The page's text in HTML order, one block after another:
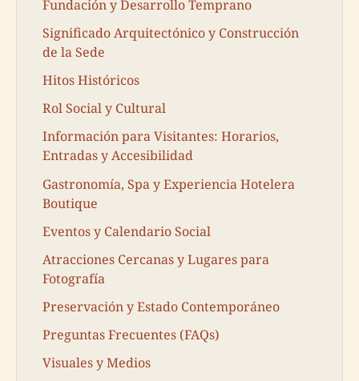
Fundación y Desarrollo Temprano
Significado Arquitectónico y Construcción
de la Sede
Hitos Históricos
Rol Social y Cultural
Información para Visitantes: Horarios,
Entradas y Accesibilidad
Gastronomía, Spa y Experiencia Hotelera
Boutique
Eventos y Calendario Social
Atracciones Cercanas y Lugares para
Fotografía
Preservación y Estado Contemporáneo
Preguntas Frecuentes (FAQs)
Visuales y Medios